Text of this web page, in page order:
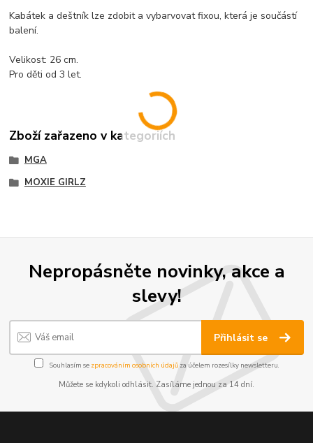
Kabátek a deštník lze zdobit a vybarvovat fixou, která je součástí
balení.
Velikost: 26 cm.
Pro děti od 3 let.
Zboží zařazeno v kategoriích
MGA
MOXIE GIRLZ
Nepropásněte novinky, akce a
slevy!
Přihlásit se
Souhlasím se zpracováním osobních údajůza účelem rozesílky newsletteru.
Můžete se kdykoli odhlásit. Zasíláme jednou za 14 dní.